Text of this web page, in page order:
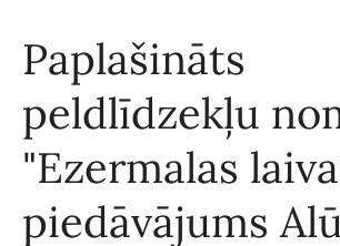
Paplašināts
peldlīdzekļu
"Ezermalas
piedāvājums